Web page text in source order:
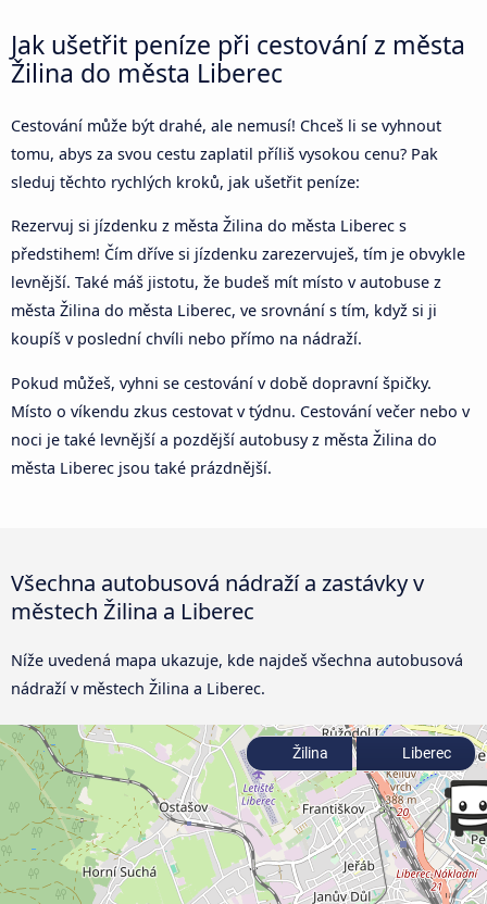
Jak ušetřit peníze při cestování z města
Žilina do města Liberec
Cestování může být drahé, ale nemusí! Chceš li se vyhnout
tomu, abys za svou cestu zaplatil příliš vysokou cenu? Pak
sleduj těchto rychlých kroků, jak ušetřit peníze:
Rezervuj si jízdenku z města Žilina do města Liberec s
předstihem! Čím dříve si jízdenku zarezervuješ, tím je obvykle
levnější. Také máš jistotu, že budeš mít místo v autobuse z
města Žilina do města Liberec, ve srovnání s tím, když si ji
koupíš v poslední chvíli nebo přímo na nádraží.
Pokud můžeš, vyhni se cestování v době dopravní špičky.
Místo o víkendu zkus cestovat v týdnu. Cestování večer nebo v
noci je také levnější a pozdější autobusy z města Žilina do
města Liberec jsou také prázdnější.
Všechna autobusová nádraží a zastávky v
městech Žilina a Liberec
Níže uvedená mapa ukazuje, kde najdeš všechna autobusová
nádraží v městech Žilina a Liberec.
Žilina Liberec